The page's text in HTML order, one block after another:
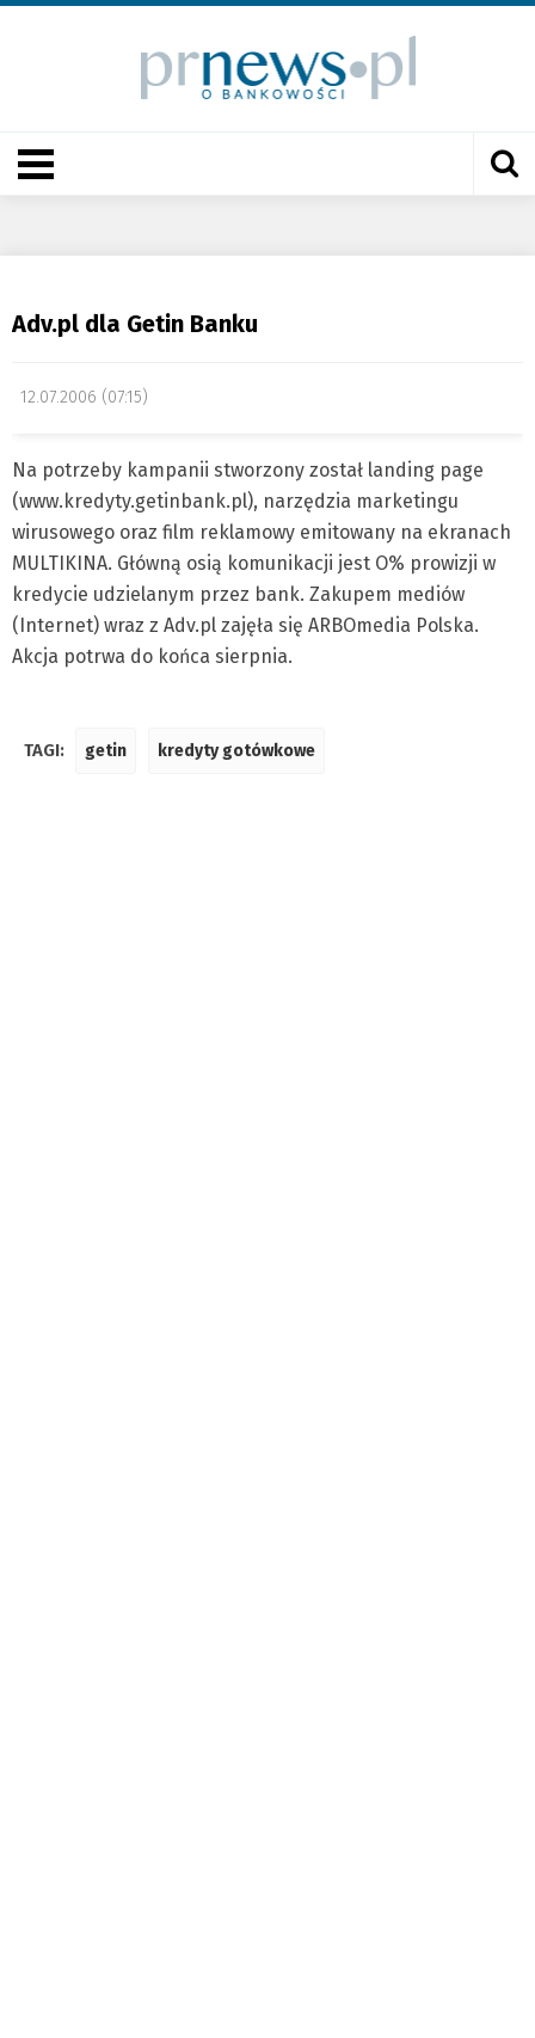
Adv.pl dla Getin Banku
12.07.2006 (07:15)
Na potrzeby kampanii stworzony został landing page
(www.kredyty.getinbank.pl), narzędzia marketingu
wirusowego oraz film reklamowy emitowany na ekranach
MULTIKINA. Główną osią komunikacji jest O% prowizji w
kredycie udzielanym przez bank. Zakupem mediów
(Internet) wraz z Adv.pl zajęła się ARBOmedia Polska.
Akcja potrwa do końca sierpnia.
TAGI: getin kredyty gotówkowe